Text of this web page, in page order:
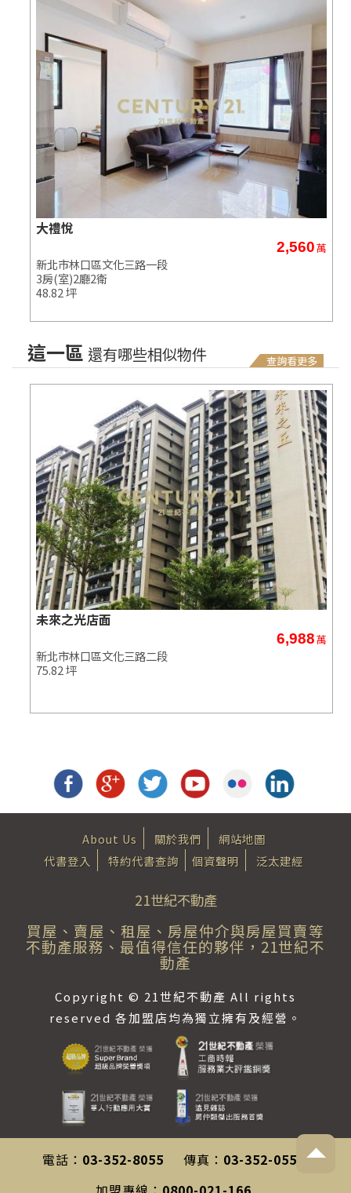
大禮悅
2,560萬
新北市林口區文化三路一段
3房(室)2廳2衛
48.82 坪
查詢看更多
這一區 還有哪些相似物件
未來之光店面
6,988萬
新北市林口區文化三路二段
75.82 坪
About Us 關於我們
網站地圖
代書登入
特約代書查詢 個資聲明 泛太建經
21世紀不動產
買屋、賣屋、租屋、房屋仲介與房屋買賣等
不動產服務、最值得信任的夥伴，21世紀不
動產
Copyright © 21世紀不動產 All rights
reserved 各加盟店均為獨立擁有及經營。
電話： 03-352-8055 傳真： 03-352-0558